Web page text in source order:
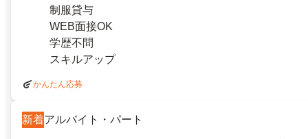
制服貸与
WEB面接OK
学歴不問
スキルアップ
かんたん応募
新着アルバイト・パート